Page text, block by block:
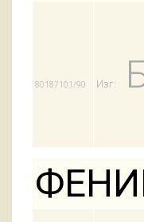
80187101/90 Изг: